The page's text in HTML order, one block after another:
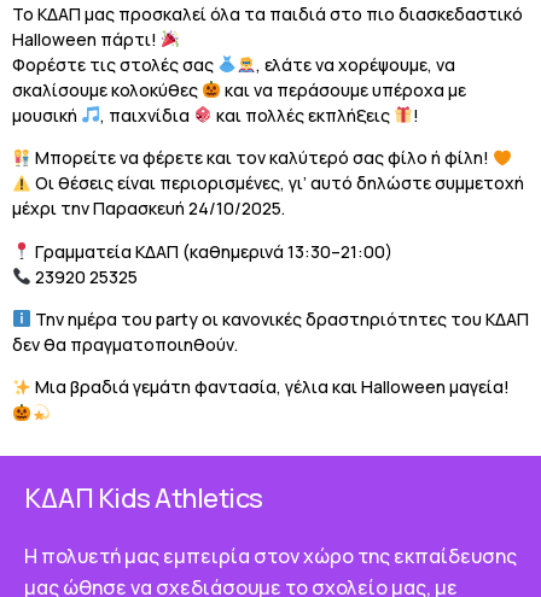
Το ΚΔΑΠ μας προσκαλεί όλα τα παιδιά στο πιο διασκεδαστικό
Halloween πάρτι!
Φορέστε τις στολές σας
, ελάτε να χορέψουμε, να
σκαλίσουμε κολοκύθες
και να περάσουμε υπέροχα με
μουσική
, παιχνίδια και πολλές εκπλήξεις
!
Μπορείτε να φέρετε και τον καλύτερό σας φίλο ή φίλη!
Οι θέσεις είναι περιορισμένες, γι’ αυτό δηλώστε συμμετοχή
μέχρι την Παρασκευή 24/10/2025.
Γραμματεία ΚΔΑΠ (καθημερινά 13:30–21:00)
23920 25325
Την ημέρα του party οι κανονικές δραστηριότητες του ΚΔΑΠ
δεν θα πραγματοποιηθούν.
Μια βραδιά γεμάτη φαντασία, γέλια και Halloween μαγεία!
ΚΔΑΠ Κids Athletics
Η πολυετή μας εμπειρία στον χώρο της εκπαίδευσης
μας ώθησε να σχεδιάσουμε το σχολείο μας, με